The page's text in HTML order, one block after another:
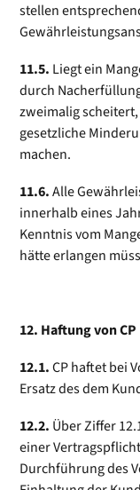
stellen
11.5. Liegt ein
durch
zweimalig
gesetzliche
machen.
11.6.Alle
innerhalb eines
Kenntnis vom
hätte erlangen
12. Haftung von CP
12.1.CP haftet bei
Ersatz des dem
12.2. Über Ziffer
einer
Durchführung des